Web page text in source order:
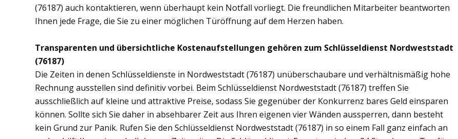
(76187) auch kontaktieren, wenn überhaupt kein Notfall vorliegt. Die freundlichen Mitarbeiter beantworten
Ihnen jede Frage, die Sie zu einer möglichen Türöffnung auf dem Herzen haben.
Transparenten und übersichtliche Kostenaufstellungen gehören zum Schlüsseldienst Nordweststadt
(76187)
Die Zeiten in denen Schlüsseldienste in Nordweststadt (76187) unüberschaubare und verhältnismäßig hohe
Rechnung ausstellen sind definitiv vorbei. Beim Schlüsseldienst Nordweststadt (76187) treffen Sie
ausschließlich auf kleine und attraktive Preise, sodass Sie gegenüber der Konkurrenz bares Geld einsparen
können. Sollte sich Sie daher in absehbarer Zeit aus Ihren eigenen vier Wänden aussperren, dann besteht
kein Grund zur Panik. Rufen Sie den Schlüsseldienst Nordweststadt (76187) in so einem Fall ganz einfach an